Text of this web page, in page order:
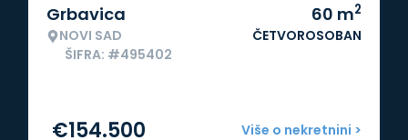
Grbavica
NOVI SAD
ŠIFRA: #495402
60 m2
ČETVOROSOBAN
Više o nekretnini >
€154.500